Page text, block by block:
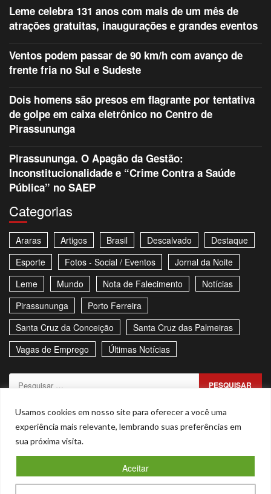
Usamos cookies em nosso site para oferecer a você uma
experiência mais relevante, lembrando suas preferências em
sua próxima visita.
Aceitar
Leme celebra 131 anos com mais de um mês de
atrações gratuitas, inaugurações e grandes eventos
Ventos podem passar de 90 km/h com avanço de
frente fria no Sul e Sudeste
Dois homens são presos em flagrante por tentativa
de golpe em caixa eletrônico no Centro de
Pirassununga
Pirassununga. O Apagão da Gestão:
Inconstitucionalidade e “Crime Contra a Saúde
Pública” no SAEP
Categorias
Araras Artigos Brasil Descalvado
Destaque
Esporte
Fotos - Social / Eventos
Jornal da Noite
Leme
Mundo Nota de Falecimento
Notícias
Pirassununga
Porto Ferreira
Santa Cruz da Conceição
Santa Cruz das Palmeiras
Vagas de Emprego
Últimas Notícias
Pesquisar
Sitemap Política de Privacidade Contato
Stories
Facebook
Youtube